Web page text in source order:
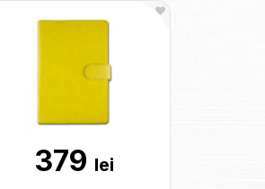
379 lei